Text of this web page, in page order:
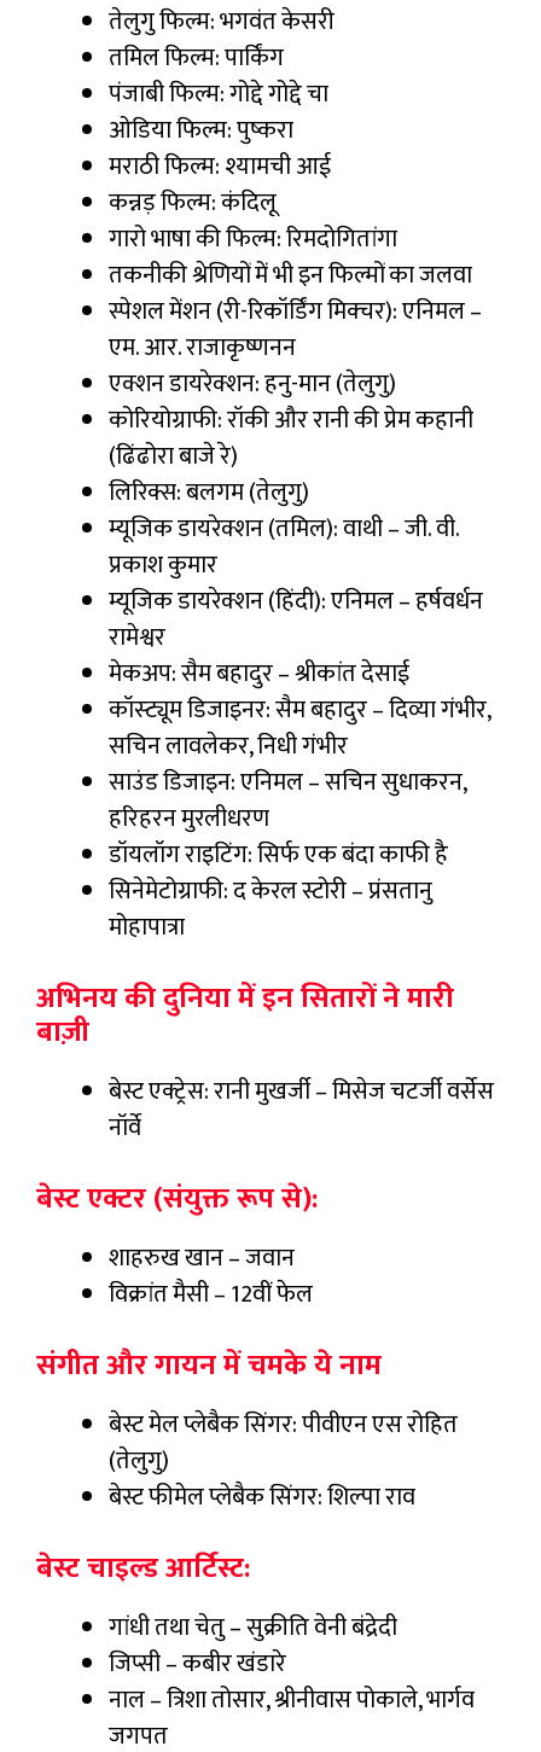
तेलुगु फिल्म: भगवंत केसरी
तमिल फिल्म: पार्किंग
पंजाबी फिल्म: गोद्दे गोद्दे चा
ओडिया फिल्म: पुष्करा
मराठी फिल्म: श्यामची आई
कन्नड़ फिल्म: कंदिलू
गारो भाषा की फिल्म: रिमदोगितांगा
तकनीकी श्रेणियों में भी इन फिल्मों का जलवा
स्पेशल मेंशन (री-रिकॉर्डिंग मिक्चर): एनिमल –
एम. आर. राजाकृष्णनन
एक्शन डायरेक्शन: हनु-मान (तेलुगु)
कोरियोग्राफी: रॉकी और रानी की प्रेम कहानी
(ढिंढोरा बाजे रे)
लिरिक्स: बलगम (तेलुगु)
म्यूजिक डायरेक्शन (तमिल): वाथी – जी. वी.
प्रकाश कुमार
म्यूजिक डायरेक्शन (हिंदी): एनिमल – हर्षवर्धन
रामेश्वर
मेकअप: सैम बहादुर – श्रीकांत देसाई
कॉस्ट्यूम डिजाइनर: सैम बहादुर – दिव्या गंभीर,
सचिन लावलेकर, निधी गंभीर
साउंड डिजाइन: एनिमल – सचिन सुधाकरन,
हरिहरन मुरलीधरण
डॉयलॉग राइटिंग: सिर्फ एक बंदा काफी है
सिनेमेटोग्राफी: द केरल स्टोरी – प्रंसतानु
मोहापात्रा
अभिनय की दुनिया में इन सितारों ने मारी
बाज़ी
बेस्ट एक्ट्रेस: रानी मुखर्जी – मिसेज चटर्जी वर्सेस
नॉर्वे
बेस्ट एक्टर (संयुक्त रूप से):
शाहरुख खान – जवान
विक्रांत मैसी – 12वीं फेल
संगीत और गायन में चमके ये नाम
बेस्ट मेल प्लेबैक सिंगर: पीवीएन एस रोहित
(तेलुगु)
बेस्ट फीमेल प्लेबैक सिंगर: शिल्पा राव
बेस्ट चाइल्ड आर्टिस्ट:
गांधी तथा चेतु – सुक्रीति वेनी बंद्रेदी
जिप्सी – कबीर खंडारे
नाल – त्रिशा तोसार, श्रीनीवास पोकाले, भार्गव
जगपत